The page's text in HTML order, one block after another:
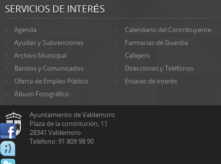
SERVICIOS DE INTERÉS
Agenda
Calendario del Contribuyente
Ayudas y Subvenciones
Farmacias de Guardia
Archivo Municipal
Callejero
Bandos y Comunicados
Direcciones y Teléfonos
Oferta de Empleo Público
Enlaces de interés
Álbum Fotográfico
Ayuntamiento de Valdemoro
Plaza de la constitución, 11
28341 Valdemoro
Teléfono: 91 809 98 90